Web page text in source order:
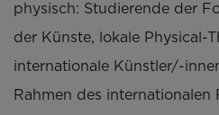
physisch: Studierende der
der Künste, lokale Physical-
internationale Künstler/-
Rahmen des internationalen